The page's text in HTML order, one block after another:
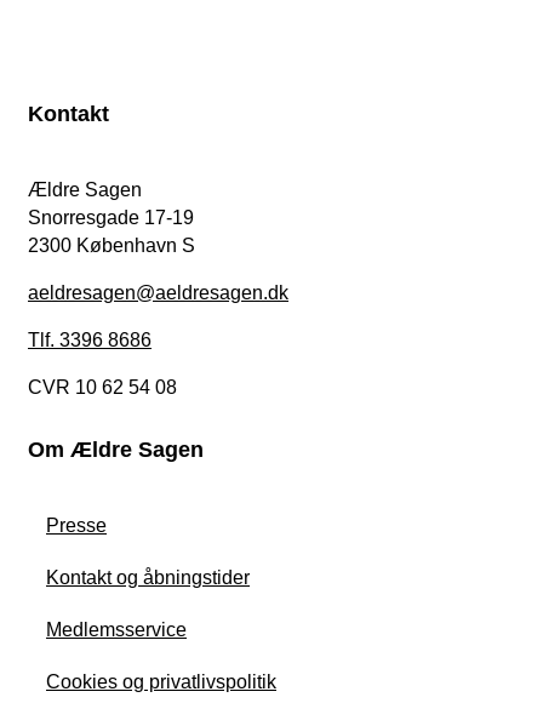
Kontakt
Ældre Sagen
Snorresgade 17-19
2300 København S
aeldresagen@aeldresagen.dk
Tlf. 3396 8686
CVR 10 62 54 08
Om Ældre Sagen
Presse
Kontakt og åbningstider
Medlemsservice
Cookies og privatlivspolitik